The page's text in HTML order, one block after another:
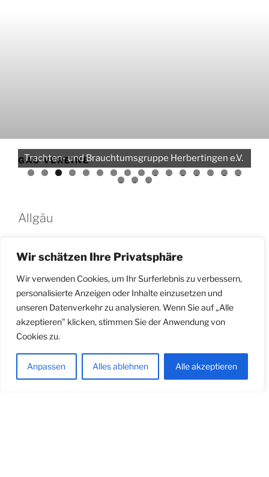
Wir schätzen Ihre Privatsphäre
Wir verwenden Cookies, um Ihr Surferlebnis zu verbessern,
personalisierte Anzeigen oder Inhalte einzusetzen und
unseren Datenverkehr zu analysieren. Wenn Sie auf „Alle
akzeptieren" klicken, stimmen Sie der Anwendung von
Cookies zu.
Anpassen Alles ablehnen Alle akzeptieren
GAU VEREINE
Wangen
0
1 2 3 4 5 6
7 8 9
Allgäu
Heimat-und Trachtenverein "D'